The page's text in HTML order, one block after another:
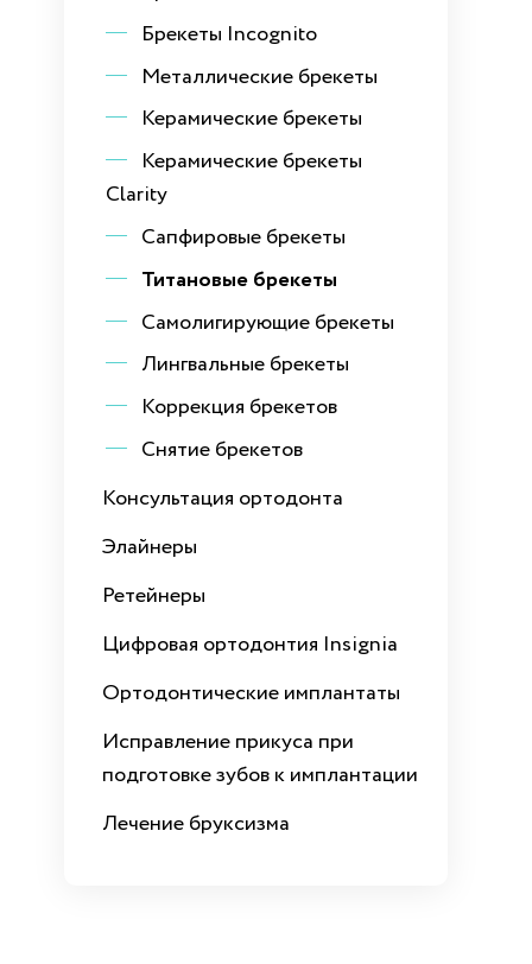
Брекеты Incognito
Металлические брекеты
Керамические брекеты
Керамические брекеты
Clarity
Сапфировые брекеты
Титановые брекеты
Самолигирующие брекеты
Лингвальные брекеты
Коррекция брекетов
Снятие брекетов
Консультация ортодонта
Элайнеры
Ретейнеры
Цифровая ортодонтия Insignia
Ортодонтические имплантаты
Исправление прикуса при
подготовке зубов к имплантации
Лечение бруксизма